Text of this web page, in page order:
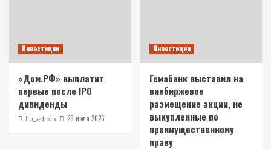
Инвестиции
«Дом.РФ» выплатит
первые после IPO
дивиденды
lib_admin 28 июля 2026
Инвестиции
Гемабанк выставил на
внебиржевое
размещение акции, не
выкупленные по
преимущественному
праву